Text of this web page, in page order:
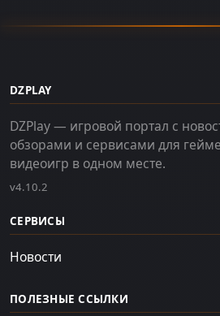
DZPLAY
DZPlay — игровой портал с
обзорами и сервисами для
видеоигр в одном месте.
v4.10.2
СЕРВИСЫ
Новости
ПОЛЕЗНЫЕ ССЫЛКИ